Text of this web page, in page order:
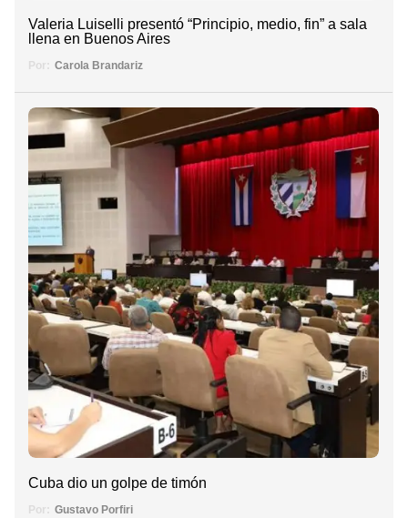
Valeria Luiselli presentó “Principio, medio, fin” a sala
llena en Buenos Aires
Por: Carola Brandariz
Cuba dio un golpe de timón
Por: Gustavo Porfiri